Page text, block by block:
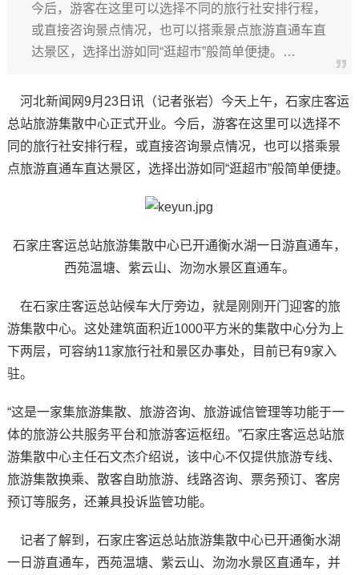
今后，游客在这里可以选择不同的旅行社安排行程，
或直接咨询景点情况，也可以搭乘景点旅游直通车直
达景区，选择出游如同“逛超市”般简单便捷。…
河北新闻网9月23日讯（记者张岩）今天上午，石家庄客运
总站旅游集散中心正式开业。今后，游客在这里可以选择不
同的旅行社安排行程，或直接咨询景点情况，也可以搭乘景
点旅游直通车直达景区，选择出游如同“逛超市”般简单便捷。
石家庄客运总站旅游集散中心已开通衡水湖一日游直通车，
西苑温塘、紫云山、沕沕水景区直通车。
在石家庄客运总站候车大厅旁边，就是刚刚开门迎客的旅
游集散中心。这处建筑面积近1000平方米的集散中心分为上
下两层，可容纳11家旅行社和景区办事处，目前已有9家入
驻。
“这是一家集旅游集散、旅游咨询、旅游诚信管理等功能于一
体的旅游公共服务平台和旅游客运枢纽。”石家庄客运总站旅
游集散中心主任石文杰介绍说，该中心不仅提供旅游专线、
旅游集散换乘、散客自助旅游、线路咨询、票务预订、客房
预订等服务，还兼具投诉监管功能。
记者了解到，石家庄客运总站旅游集散中心已开通衡水湖
一日游直通车，西苑温塘、紫云山、沕沕水景区直通车，并